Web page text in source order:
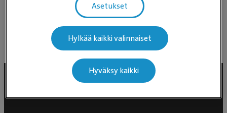
Asetukset
Hylkää kaikki valinnaiset
Hyväksy kaikki